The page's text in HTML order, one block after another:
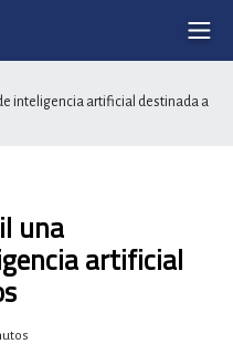
inteligencia artificial destinada a
una
artificial